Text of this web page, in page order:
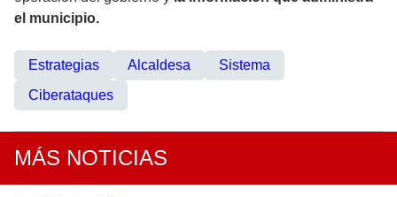
el municipio.
Estrategias Alcaldesa
Sistema
Ciberataques
MÁS NOTICIAS